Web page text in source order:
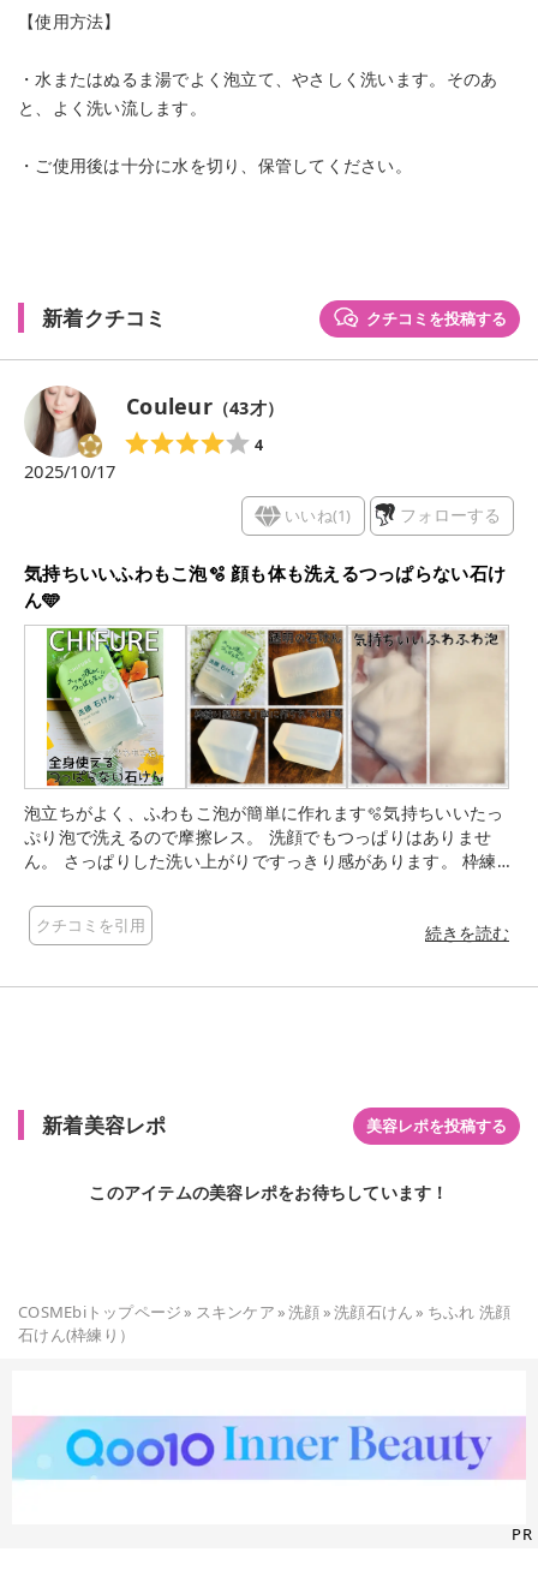
【使用方法】
・水またはぬるま湯でよく泡立て、やさしく洗います。そのあ
と、よく洗い流します。
・ご使用後は十分に水を切り、保管してください。
新着クチコミ クチコミを投稿する
Couleur（43才）
4
2025/10/17
いいね(1) フォローする
気持ちいいふわもこ泡🫧 顔も体も洗えるつっぱらない石け
ん🩵
泡立ちがよく、ふわもこ泡が簡単に作れます🫧気持ちいいたっ
ぷり泡で洗えるので摩擦レス。 洗顔でもつっぱりはありませ
ん。 さっぱりした洗い上がりですっきり感があります。 枠練り
鹸素地や香料を枠に流し込み、時間をかけて冷やし固めるハン
ドメイド石鹸です。 機械練り石けんに比べて美容成分、保湿成
トがあります。 お風呂場に置いていますが、全く溶けずとにか
クチコミを引用 続きを読む
新着美容レポ 美容レポを投稿する
このアイテムの美容レポをお待ちしています！
COSMEbiトップページ» スキンケア»洗顔»洗顔石けん» ちふれ 洗顔
石けん(枠練り）
PR